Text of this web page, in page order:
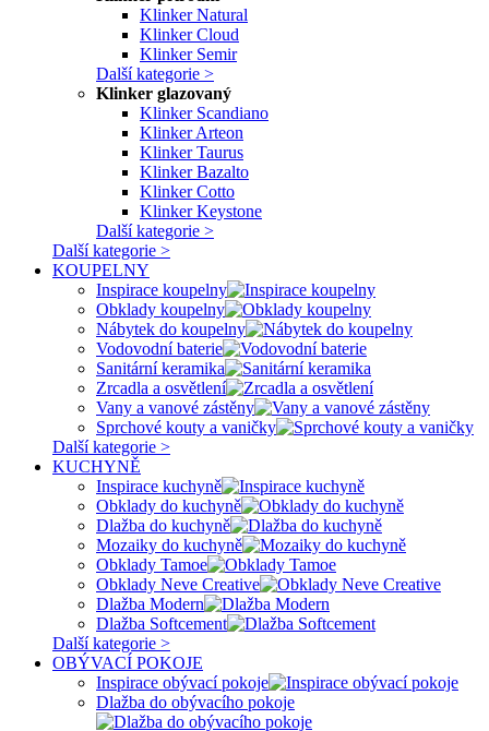
Klinker Natural
Klinker Cloud
Klinker Semir
Další kategorie >
Klinker glazovaný
Klinker Scandiano
Klinker Arteon
Klinker Taurus
Klinker Bazalto
Klinker Cotto
Klinker Keystone
Další kategorie >
Další kategorie >
KOUPELNY
Inspirace koupelny
Obklady koupelny
Nábytek do koupelny
Vodovodní baterie
Sanitární keramika
Zrcadla a osvětlení
Vany a vanové zástěny
Sprchové kouty a vaničky
Další kategorie >
KUCHYNĚ
Inspirace kuchyně
Obklady do kuchyně
Dlažba do kuchyně
Mozaiky do kuchyně
Obklady Tamoe
Obklady Neve Creative
Dlažba Modern
Dlažba Softcement
Další kategorie >
OBÝVACÍ POKOJE
Inspirace obývací pokoje
Dlažba do obývacího pokoje